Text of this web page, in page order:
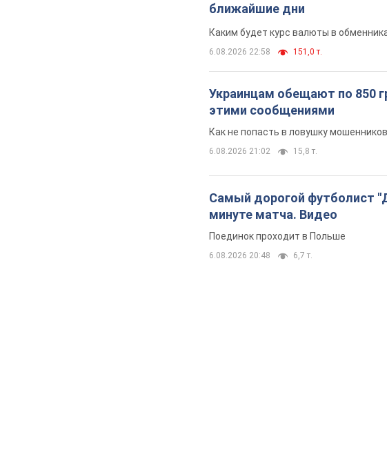
ближайшие дни
Каким будет курс валюты в
6.08.2026 22:58 151,0 т.
Украинцам обещают по 850
этими сообщениями
Как не попасть в ловушку мошенников
6.08.2026 21:02 15,8 т.
Самый дорогой футболист
минуте матча. Видео
Поединок проходит в Польше
6.08.2026 20:48 6,7 т.